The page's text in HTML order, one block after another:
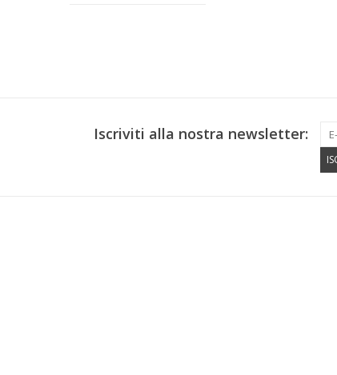
Iscriviti alla nostra newsletter: